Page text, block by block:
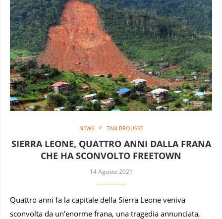
NEWS TAXI BROUSSE
SIERRA LEONE, QUATTRO ANNI DALLA FRANA
CHE HA SCONVOLTO FREETOWN
14 Agosto 2021
Quattro anni fa la capitale della Sierra Leone veniva
sconvolta da un’enorme frana, una tragedia annunciata,